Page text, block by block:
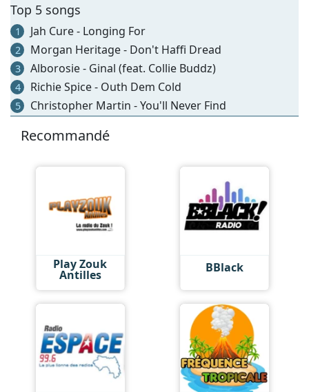
Top 5 songs
1 Jah Cure - Longing For
2 Morgan Heritage - Don't Haffi Dread
3 Alborosie - Ginal (feat. Collie Buddz)
4 Richie Spice - Outh Dem Cold
5 Christopher Martin - You'll Never Find
Recommandé
Play Zouk
Antilles BBlack